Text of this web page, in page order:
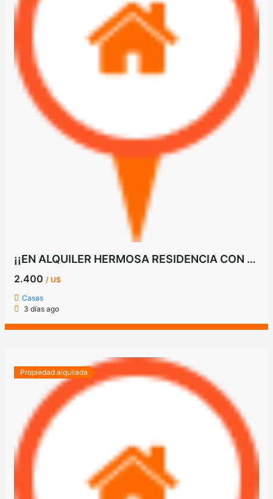
¡¡EN ALQUILER HERMOSA RESIDENCIA CON PISCINA EN BARRIO JARA (600 m2)
2.400 / U$
Casas
3 días ago
Propiedad alquilada